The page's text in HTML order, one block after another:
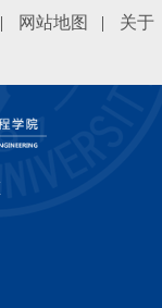
| 网站地图 |
关于